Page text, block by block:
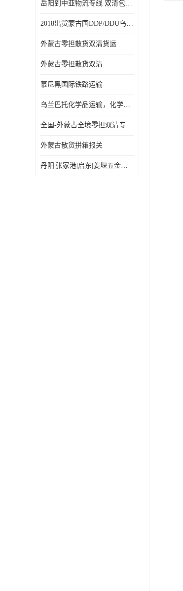
岳阳到中亚物流专线 双清包税 一站服务
2018出货蒙古国DDP/DDU乌兰巴托双清国际物流专线
外蒙古零担散货双清货运
外蒙古零担散货双清
慕尼黑国际铁路运输
乌兰巴托化学品运输，化学品怎么运到乌兰巴托
全国-外蒙古全境零担双清专线/外蒙古DDP双清
外蒙古散货拼箱报关
丹阳|张家港|启东|姜堰五金机电工具出口乌兰巴托怎么运输较划算